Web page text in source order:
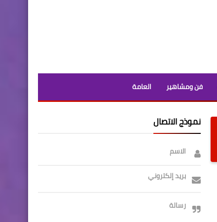
فن ومشاهير العامة
نموذج الاتصال
الاسم
بريد إلكتروني
رسالة